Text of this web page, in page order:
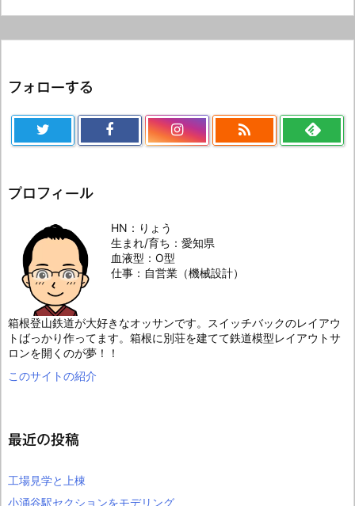
フォローする

プロフィール
HN：りょう
生まれ/育ち：愛知県
血液型：O型
仕事：自営業（機械設計）
箱根登山鉄道が大好きなオッサンです。スイッチバックのレイアウ
トばっかり作ってます。箱根に別荘を建てて鉄道模型レイアウトサ
ロンを開くのが夢！！
このサイトの紹介
最近の投稿
工場見学と上棟
小涌谷駅セクションをモデリング